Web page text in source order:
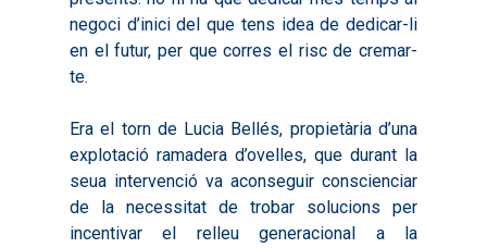
negoci d’inici del que tens idea de dedicar-li
en el futur, per que corres el risc de cremar-
te.
Era el torn de Lucia Bellés, propietària d’una
explotació ramadera d’ovelles, que durant la
seua intervenció va aconseguir conscienciar
de la necessitat de trobar solucions per
incentivar el relleu generacional a la
Presentació
Què és Avalem
Missions
Diagnòstics
Publicacions